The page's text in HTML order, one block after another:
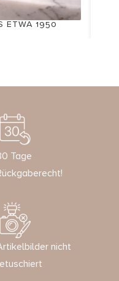
ETWA 1950
Tage
nicht